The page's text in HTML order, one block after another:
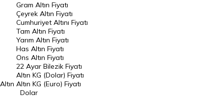
Raporlar
Endeksler
DÖVİZ
Döviz Kuru
Dolar Kuru
Euro Kuru
Altın
Gram Altın Fiyatı
Çeyrek Altın Fiyatı
Cumhuriyet Altını Fiyatı
Tam Altın Fiyatı
Yarım Altın Fiyatı
Has Altın Fiyatı
Ons Altın Fiyatı
22 Ayar Bilezik Fiyatı
Altın KG (Dolar) Fiyatı
Altın KG (Euro) Fiyatı
Dolar